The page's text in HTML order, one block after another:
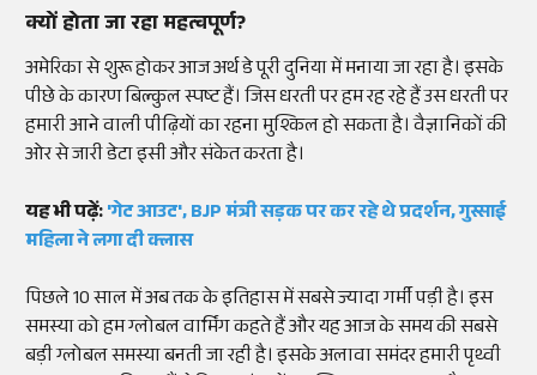
क्यों होता जा रहा महत्वपूर्ण?
अमेरिका से शुरू होकर आज अर्थ डे पूरी दुनिया में मनाया जा रहा है। इसके
पीछे के कारण बिल्कुल स्पष्ट हैं। जिस धरती पर हम रह रहे हैं उस धरती पर
हमारी आने वाली पीढ़ियों का रहना मुश्किल हो सकता है। वैज्ञानिकों की
ओर से जारी डेटा इसी और संकेत करता है।
यह भी पढ़ें:'गेट आउट', BJP मंत्री सड़क पर कर रहे थे प्रदर्शन, गुस्साई
महिला ने लगा दी क्लास
पिछले 10 साल में अब तक के इतिहास में सबसे ज्यादा गर्मी पड़ी है। इस
समस्या को हम ग्लोबल वार्मिंग कहते हैं और यह आज के समय की सबसे
बड़ी ग्लोबल समस्या बनती जा रही है। इसके अलावा समंदर हमारी पृथ्वी